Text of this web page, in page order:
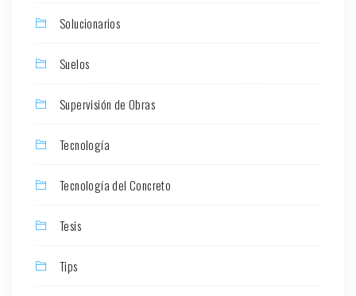
Solucionarios
Suelos
Supervisión de Obras
Tecnología
Tecnología del Concreto
Tesis
Tips